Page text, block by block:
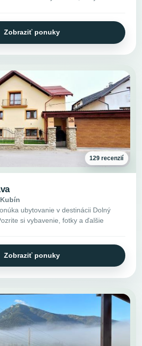
Zobraziť ponuky
129 recenzií
ubytovanie v destinácii Dolný
si vybavenie, fotky a ďalšie
Zobraziť ponuky